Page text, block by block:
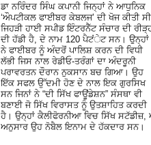
ਡਾ ਨਰਿੰਦਰ ਸਿੰਘ ਕਪਾਨੀ ਜਿਨ੍ਹਾਂ ਨੇ ਆਧੁਨਿਕ
‘ਔਪਟੀਕਲ ਫਾਈਬਰ ਕੇਬਲਜ’ ਦੀ ਖੋਜ ਕੀਤੀ ਸੀ,
ਜਿਹੜੀ ਹਾਈ ਸਪੀਡ ਇੰਟਰਨੈੱਟ ਸੰਚਾਰ ਦੀ
ਦੀ ਹੱਡੀ ਹੈ, ਦੇ ਨਾਮ 120 ਪੈਟਂੇਟ ਸਨ। ਉਨ੍ਹਾਂ
ਨੇ ਫਾਈਬਰ ਨੂੰ ਅੰਦਰੋਂ ਪਾਲਿਸ਼ ਕਰਨ ਦੀ ਵਿਧੀ
ਲੱਭੀ ਜਿਸ ਨਾਲ ਰੇਡੀਓ-ਤਰੰਗਾਂ ਦਾ ਅੰਦਰੂਨੀ
ਪਰਾਵਰਤਨ ਦੌਰਾਨ ਨੁਕਸਾਨ ਬਚ ਗਿਆ। ਉਹ
ਇੱਕ ਸਫਲ ਉੱਦਮੀ ਹੋਣ ਦੇ ਨਾਲ ਇਕ ਗੁਰਸਿਖ
ਸਨ ਜਿਨਾਂ ਨੇ “ਦੀ ਸਿੱਖ ਫਾਊਂਡੇਸ਼ਨ” ਸੰਸਥਾ ਵੀ
ਬਣਾਈ ਜੋ ਸਿੱਖ ਵਿਰਾਸਤ ਨੂੰ ਉਤਸ਼ਾਹਿਤ ਕਰਦੀ
ਹੈ। ਉਨ੍ਹਾਂ ਕੈਲੀਫੋਰਨੀਆ ਵਿਚ ਸਿੱਖ
ਅਨੁਸਾਰ ਉਹ ਨੋਬੈਲ ਇਨਾਮ ਦੇ ਹੱਕਦਾਰ ਸਨ।